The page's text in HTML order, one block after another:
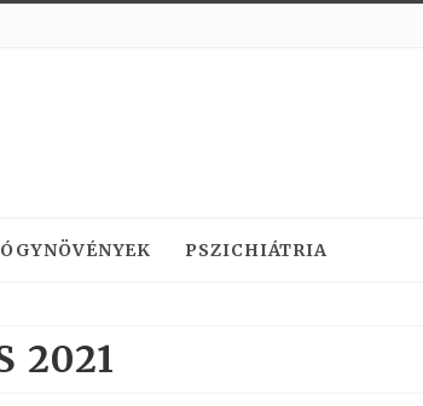
PSZICHIÁTRIA
2021